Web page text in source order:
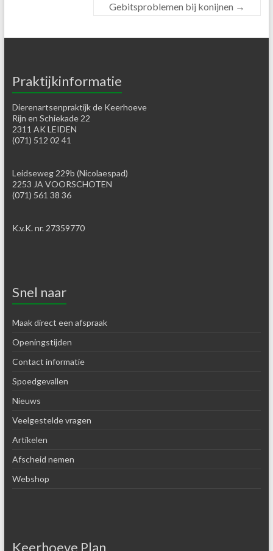
Gebitsproblemen bij konijnen →
Praktijkinformatie
Dierenartsenpraktijk de Keerhoeve
Rijn en Schiekade 22
2311 AK LEIDEN
(071) 512 02 41
Leidseweg 229b (Nicolaespad)
2253 JA VOORSCHOTEN
(071) 561 38 36
K.v.K. nr. 27359770
Snel naar
Maak direct een afspraak
Openingstijden
Contact informatie
Spoedgevallen
Nieuws
Veelgestelde vragen
Artikelen
Afscheid nemen
Webshop
Keerhoeve Plan